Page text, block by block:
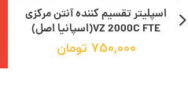
اسپلیتر تقسیم کننده آنتن مرکزی
VZ 2000C FTE(اسپانیا اصل)
750,000 تومان